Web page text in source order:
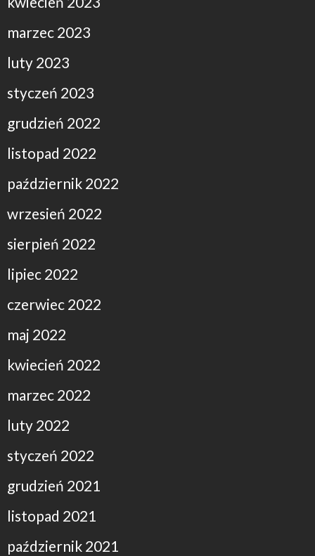
marzec 2023
luty 2023
styczeń 2023
grudzień 2022
listopad 2022
październik 2022
wrzesień 2022
sierpień 2022
lipiec 2022
czerwiec 2022
maj 2022
kwiecień 2022
marzec 2022
luty 2022
styczeń 2022
grudzień 2021
listopad 2021
październik 2021